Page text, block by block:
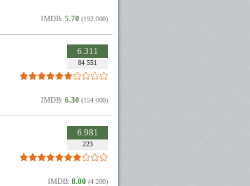
IMDB: 5.70 (192 000)
6.311
84 551
IMDB: 6.30 (154 000)
6.981
223
IMDB: 8.00 (4 200)